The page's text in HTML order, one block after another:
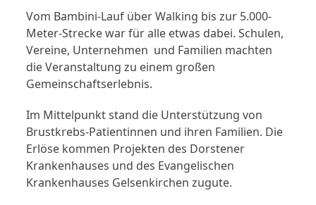
Vom Bambini-Lauf über Walking bis zur 5.000-
Meter-Strecke war für alle etwas dabei. Schulen,
Vereine, Unternehmen und Familien machten
die Veranstaltung zu einem großen
Gemeinschaftserlebnis.
Im Mittelpunkt stand die Unterstützung von
Brustkrebs-Patientinnen und ihren Familien. Die
Erlöse kommen Projekten des Dorstener
Krankenhauses und des Evangelischen
Krankenhauses Gelsenkirchen zugute.